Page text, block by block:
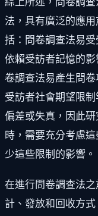
法，具有廣泛的應
括：問卷調查法易
依賴受訪者記憶的
卷調查法易產生問
受訪者社會期望限
偏差或失真，因此
時，需要充分考慮
少這些限制的影響。
在進行問卷調查法
計、發放和回收方